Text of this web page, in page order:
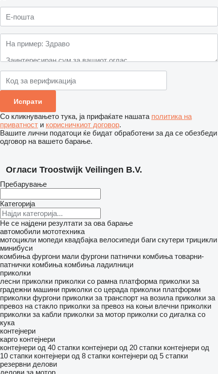
Со кликнувањето тука, ја прифаќате нашата политика на
приватност и корисничкиот договор.
Вашите лични податоци ќе бидат обработени за да се обезбеди
одговор на вашето барање.
Огласи Troostwijk Veilingen B.V.
Пребарување
Категорија
Не се најдени резултати за ова барање
автомобили мототехника
мотоцикли мопеди квадбајка велосипеди баги скутери трицикли
минибуси
комбиња фургони мали фургони патнички комбиња товарни-
патнички комбиња комбиња ладилници
приколки
лесни приколки приколки со рамна платформа приколки за
градежни машини приколки со церада приколки платформи
приколки фургони приколки за транспорт на возила приколки за
превоз на стакло приколки за превоз на коњи влечни приколки
приколки за кабли приколки за мотор приколки со дигалка со
кука
контејнери
карго контејнери
контејнери од 40 стапки контејнери од 20 стапки контејнери од
10 стапки контејнери од 8 стапки контејнери од 5 стапки
резервни делови
делови за мотор